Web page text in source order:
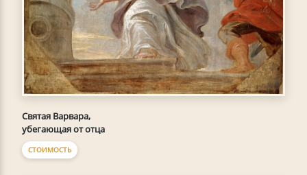
Святая Варвара,
убегающая от отца
СТОИМОСТЬ